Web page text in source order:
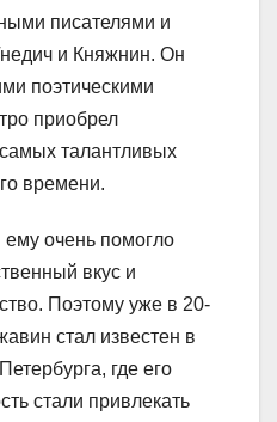
писателями и
и Княжнин. Он
поэтическими
приобрел
талантливых
времени.
очень помогло
вкус и
Поэтому уже в 20-
стал известен в
где его
стали привлекать